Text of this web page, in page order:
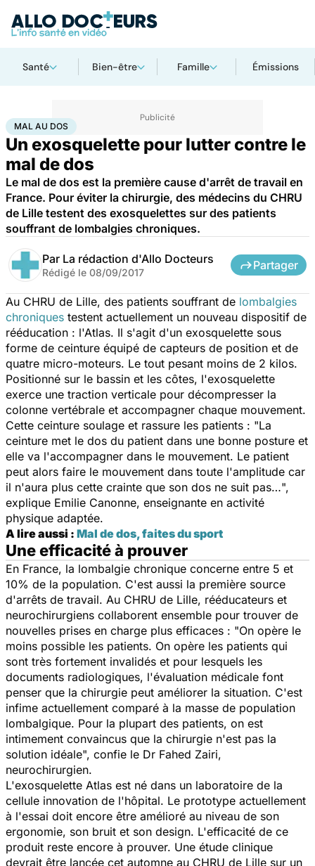
Santé Bien-être Famille Émissions
AccueilSantéMaladies Mal au dos
MAL AU DOS
Un exosquelette pour lutter contre le
mal de dos
Le mal de dos est la première cause d'arrêt de travail en
France. Pour éviter la chirurgie, des médecins du CHRU
de Lille testent des exosquelettes sur des patients
souffrant de lombalgies chroniques.
Par La rédaction d'Allo Docteurs
Rédigé le 08/09/2017
Partager
Au CHRU de Lille, des patients souffrant de lombalgies
chroniques testent actuellement un nouveau dispositif de
rééducation : l'Atlas. Il s'agit d'un exosquelette sous
forme de ceinture équipé de capteurs de position et de
quatre micro-moteurs. Le tout pesant moins de 2 kilos.
Positionné sur le bassin et les côtes, l'exosquelette
exerce une traction verticale pour décompresser la
colonne vertébrale et accompagner chaque mouvement.
Cette ceinture soulage et rassure les patients : "La
ceinture met le dos du patient dans une bonne posture et
elle va l'accompagner dans le mouvement. Le patient
peut alors faire le mouvement dans toute l'amplitude car
il n'aura plus cette crainte que son dos ne suit pas…",
explique Emilie Canonne, enseignante en activité
physique adaptée.
A lire aussi : Mal de dos, faites du sport
Une efficacité à prouver
En France, la lombalgie chronique concerne entre 5 et
10% de la population. C'est aussi la première source
d'arrêts de travail. Au CHRU de Lille, rééducateurs et
neurochirurgiens collaborent ensemble pour trouver de
nouvelles prises en charge plus efficaces : "On opère le
moins possible les patients. On opère les patients qui
sont très fortement invalidés et pour lesquels les
documents radiologiques, l'évaluation médicale font
penser que la chirurgie peut améliorer la situation. C'est
infime actuellement comparé à la masse de population
lombalgique. Pour la plupart des patients, on est
intimement convaincus que la chirurgie n'est pas la
solution idéale", confie le Dr Fahed Zairi,
neurochirurgien.
L'exosquelette Atlas est né dans un laboratoire de la
cellule innovation de l'hôpital. Le prototype actuellement
à l'essai doit encore être amélioré au niveau de son
ergonomie, son bruit et son design. L'efficacité de ce
produit reste encore à prouver. Une étude clinique
devrait être lancée cet automne au CHRU de Lille sur un